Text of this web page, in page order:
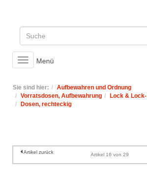
Toggle
navigation
Menü
Sie sind hier:
Aufbewahren und Ordnung
Vorratsdosen, Aufbewahrung
Lock &
Dosen, rechteckig
Artikel zurück Artikel 16 von 29